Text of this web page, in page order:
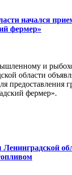
начался
фермер»
и
области
предоставления
фермер».
Ленинградской